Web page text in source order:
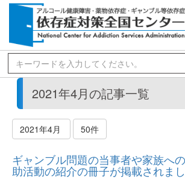
2021年4月の記事一覧
2021年4月 50件
ギャンブル問題の当事者や家族へ
助活動の紹介の冊子が掲載されま